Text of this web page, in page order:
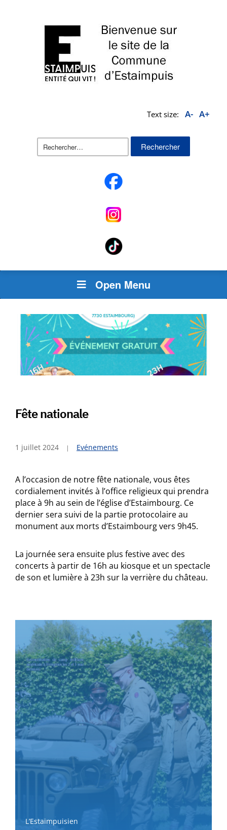
Text size: A- A+
Rechercher :
Open Menu
L’Estaimpuisien
Fête nationale
1 juillet 2024 Evénements
A l’occasion de notre fête nationale, vous êtes
cordialement invités à l’office religieux qui prendra
place à 9h au sein de l’église d’Estaimbourg. Ce
dernier sera suivi de la partie protocolaire au
monument aux morts d’Estaimbourg vers 9h45.
La journée sera ensuite plus festive avec des
concerts à partir de 16h au kiosque et un spectacle
de son et lumière à 23h sur la verrière du château.